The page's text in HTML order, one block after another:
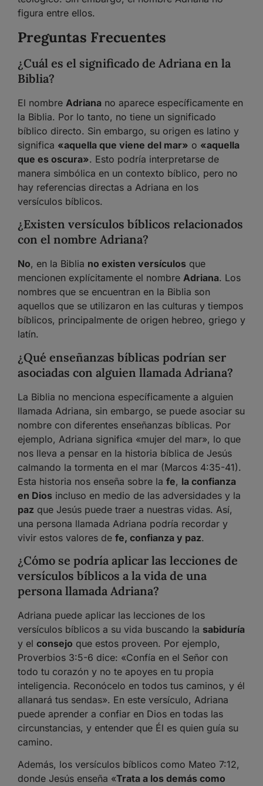
figura entre ellos.
Preguntas Frecuentes
¿Cuál es el significado de Adriana en la
Biblia?
El nombre Adriana no aparece específicamente en
la Biblia. Por lo tanto, no tiene un significado
bíblico directo. Sin embargo, su origen es latino y
significa «aquella que viene del mar» o «aquella
que es oscura». Esto podría interpretarse de
manera simbólica en un contexto bíblico, pero no
hay referencias directas a Adriana en los
versículos bíblicos.
¿Existen versículos bíblicos relacionados
con el nombre Adriana?
No, en la Biblia no existen versículos que
mencionen explícitamente el nombre Adriana. Los
nombres que se encuentran en la Biblia son
aquellos que se utilizaron en las culturas y tiempos
bíblicos, principalmente de origen hebreo, griego y
latín.
¿Qué enseñanzas bíblicas podrían ser
asociadas con alguien llamada Adriana?
La Biblia no menciona específicamente a alguien
llamada Adriana, sin embargo, se puede asociar su
nombre con diferentes enseñanzas bíblicas. Por
ejemplo, Adriana significa «mujer del mar», lo que
nos lleva a pensar en la historia bíblica de Jesús
calmando la tormenta en el mar (Marcos 4:35-41).
Esta historia nos enseña sobre la fe, la confianza
en Dios incluso en medio de las adversidades y la
paz que Jesús puede traer a nuestras vidas. Así,
una persona llamada Adriana podría recordar y
vivir estos valores de fe, confianza y paz.
¿Cómo se podría aplicar las lecciones de
versículos bíblicos a la vida de una
persona llamada Adriana?
Adriana puede aplicar las lecciones de los
versículos bíblicos a su vida buscando la sabiduría
y el consejo que estos proveen. Por ejemplo,
Proverbios 3:5-6 dice: «Confía en el Señor con
todo tu corazón y no te apoyes en tu propia
inteligencia. Reconócelo en todos tus caminos, y él
allanará tus sendas». En este versículo, Adriana
puede aprender a confiar en Dios en todas las
circunstancias, y entender que Él es quien guía su
camino.
Además, los versículos bíblicos como Mateo 7:12,
donde Jesús enseña «Trata a los demás como